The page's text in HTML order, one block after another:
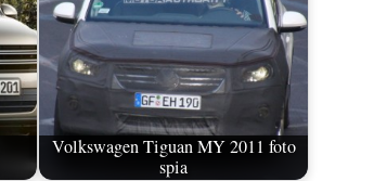
Volkswagen Tiguan MY 2011 foto
spia